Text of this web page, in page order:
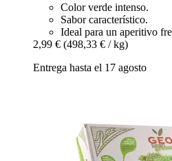
Color verde intenso.
Sabor característico.
Ideal para un aperitivo
2,99 € (498,33 € / kg)
Entrega hasta el 17 agosto